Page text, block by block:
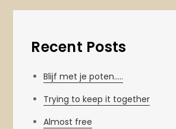
Recent Posts
Blijf met je poten…..
Trying to keep it together
Almost free